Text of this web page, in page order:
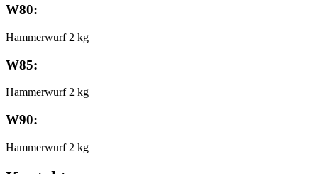
W80:
Hammerwurf 2 kg
W85:
Hammerwurf 2 kg
W90:
Hammerwurf 2 kg